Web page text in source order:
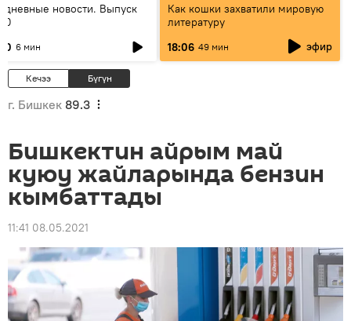
новости. Выпуск
6 мин
Как кошки захватили мировую
литературу
18:06 49 мин эфир
Кечээ Бүгүн
г. Бишкек 89.3
Бишкектин айрым май
куюу жайларында бензин
кымбаттады
11:41 08.05.2021